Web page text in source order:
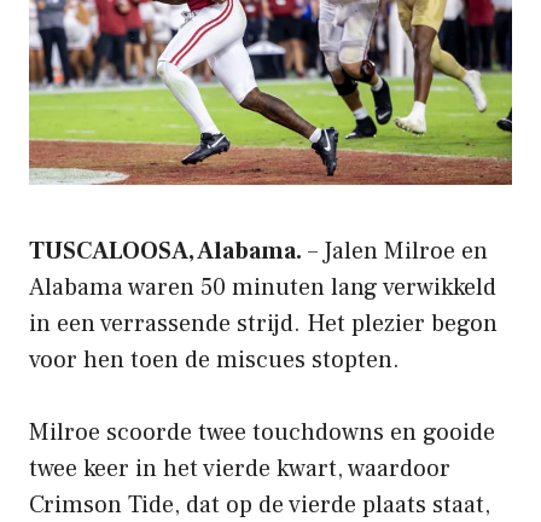
TUSCALOOSA, Alabama. – Jalen Milroe en
Alabama waren 50 minuten lang verwikkeld
in een verrassende strijd. Het plezier begon
voor hen toen de miscues stopten.
Milroe scoorde twee touchdowns en gooide
twee keer in het vierde kwart, waardoor
Crimson Tide, dat op de vierde plaats staat,